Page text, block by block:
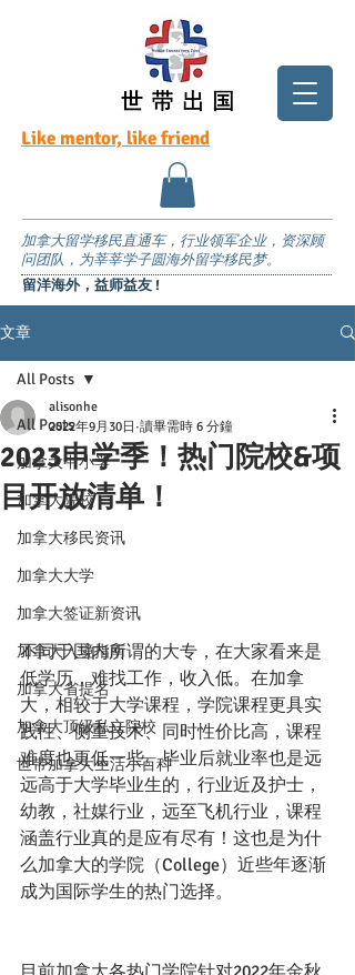
Like mentor, like friend
加拿大留学移民直通车，行业领军企业，资深顾
问团队，为莘莘学子圆海外留学移民梦。
留洋海外，益师益友 !
文章
All Posts
加拿大中小学
加拿大院校
加拿大移民资讯
加拿大大学
加拿大签证新资讯
加拿大入境指南
加拿大省提名
加拿大顶级私立院校
世带加拿大生活小百科
All Posts
2023申学季！热门院校&项
目开放清单！
alisonhe
2022年9月30日 讀畢需時 6 分鐘
不同于国内所谓的大专，在大家看来是
低学历，难找工作，收入低。在加拿
大，相较于大学课程，学院课程更具实
践性、侧重技术、同时性价比高，课程
难度也更低一些。毕业后就业率也是远
远高于大学毕业生的，行业近及护士，
幼教，社媒行业，远至飞机行业，课程
涵盖行业真的是应有尽有！这也是为什
么加拿大的学院（College）近些年逐渐
成为国际学生的热门选择。